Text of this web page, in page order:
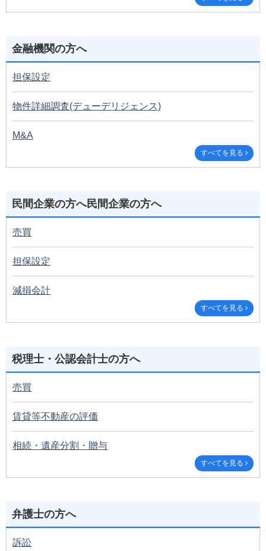
金融機関の方へ
担保設定
物件詳細調査(デューデリジェンス)
M&A
すべてを見る
民間企業の方へ民間企業の方へ
売買
担保設定
減損会計
すべてを見る
税理士・公認会計士の方へ
売買
賃貸等不動産の評価
相続・遺産分割・贈与
すべてを見る
弁護士の方へ
訴訟